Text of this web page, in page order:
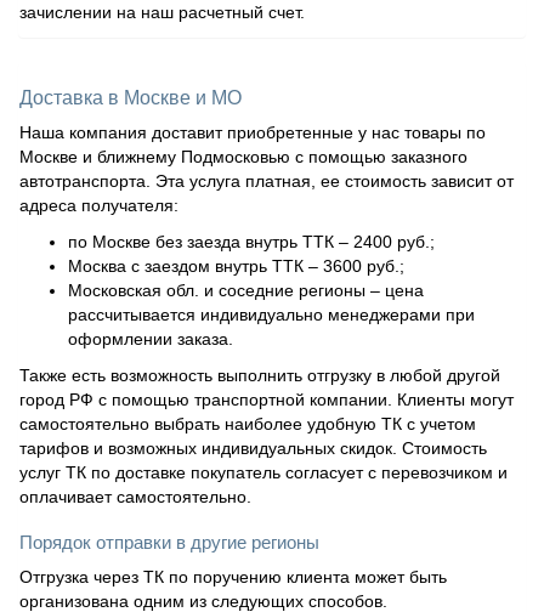
зачислении на наш расчетный счет.
Доставка в Москве и МО
Наша компания доставит приобретенные у нас товары по
Москве и ближнему Подмосковью с помощью заказного
автотранспорта. Эта услуга платная, ее стоимость зависит от
адреса получателя:
по Москве без заезда внутрь ТТК – 2400 руб.;
Москва с заездом внутрь ТТК – 3600 руб.;
Московская обл. и соседние регионы – цена
рассчитывается индивидуально менеджерами при
оформлении заказа.
Также есть возможность выполнить отгрузку в любой другой
город РФ с помощью транспортной компании. Клиенты могут
самостоятельно выбрать наиболее удобную ТК с учетом
тарифов и возможных индивидуальных скидок. Стоимость
услуг ТК по доставке покупатель согласует с перевозчиком и
оплачивает самостоятельно.
Порядок отправки в другие регионы
Отгрузка через ТК по поручению клиента может быть
организована одним из следующих способов.